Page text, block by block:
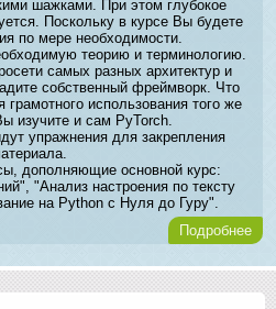
шажками. При этом глубокое
Поскольку в курсе Вы будете
по мере необходимости.
теорию и терминологию.
самых разных архитектур и
собственный фреймворк. Что
использования того же
изучите и сам PyTorch.
упражнения для закрепления
дополняющие основной курс:
"Анализ настроения по тексту
на Python с Нуля до Гуру".
Подробнее